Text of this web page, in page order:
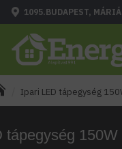
1095.BUDAPEST,
Ipari LED tápegység
tápegység